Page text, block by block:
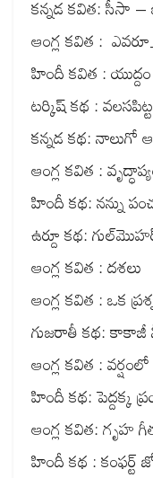
కన్నడ కవిత: సీసా –
ఆంగ్ల కవిత :
హిందీ కవిత :
టర్కిష్ కథ : వలసపిట్ట
కన్నడ కథ:
ఆంగ్ల కవిత :
హిందీ కథ: నన్ను
ఉర్దూ కథ:
ఆంగ్ల కవిత : దశలు
ఆంగ్ల కవిత : ఒక
గుజరాతీ కథ: కాకాజీ
ఆంగ్ల కవిత :
హిందీ కథ: పెద్దక్క
ఆంగ్ల కవిత: గృహ
హిందీ కథ : కంఫర్ట్